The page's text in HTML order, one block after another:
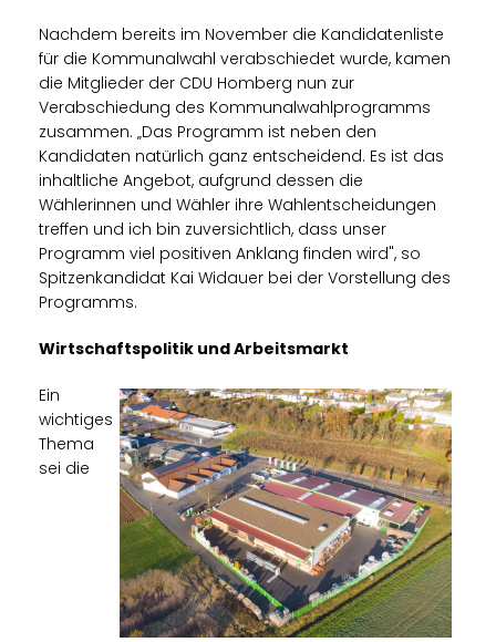
Nachdem bereits im November die Kandidatenliste
für die Kommunalwahl verabschiedet wurde, kamen
die Mitglieder der CDU Homberg nun zur
Verabschiedung des Kommunalwahlprogramms
zusammen. „Das Programm ist neben den
Kandidaten natürlich ganz entscheidend. Es ist das
inhaltliche Angebot, aufgrund dessen die
Wählerinnen und Wähler ihre Wahlentscheidungen
treffen und ich bin zuversichtlich, dass unser
Programm viel positiven Anklang finden wird", so
Spitzenkandidat Kai Widauer bei der Vorstellung des
Programms.
Wirtschaftspolitik und Arbeitsmarkt
Ein
wichtiges
Thema
sei die